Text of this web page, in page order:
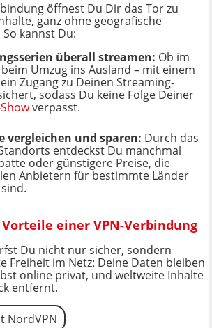
öffnest Du Dir das Tor zu
ganz ohne geografische
kannst Du:
überall streamen: Ob im
Umzug ins Ausland – mit einem
Zugang zu Deinen Streaming-
sodass Du keine Folge Deiner
verpasst.
vergleichen und sparen: Durch das
entdeckst Du manchmal
oder günstigere Preise, die
Anbietern für bestimmte Länder
einer VPN-Verbindung
Du nicht nur sicher, sondern
Freiheit im Netz: Deine Daten bleiben
online privat, und weltweite Inhalte
entfernt.
NordVPN